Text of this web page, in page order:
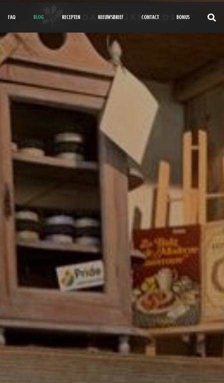
FAQ BLOG RECEPTEN NIEUWSBRIEF CONTACT BONUS